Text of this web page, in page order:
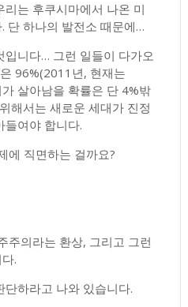
는 후쿠시마에서 나온 미
단 하나의 발전소 때문에…
입니다… 그런 일들이 다가오
96%(2011년, 현재는
살아남을 확률은 단 4%밖
해서는 새로운 세대가 진정
들여야 합니다.
에 직면하는 걸까요?
주의라는 환상, 그리고 그런
.
하라고 나와 있습니다.